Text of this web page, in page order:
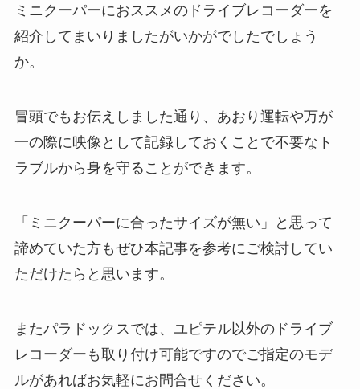
ミニクーパーにおススメのドライブレコーダーを
紹介してまいりましたがいかがでしたでしょう
か。
冒頭でもお伝えしました通り、あおり運転や万が
一の際に映像として記録しておくことで不要なト
ラブルから身を守ることができます。
「ミニクーパーに合ったサイズが無い」と思って
諦めていた方もぜひ本記事を参考にご検討してい
ただけたらと思います。
またパラドックスでは、ユピテル以外のドライブ
レコーダーも取り付け可能ですのでご指定のモデ
ルがあればお気軽にお問合せください。